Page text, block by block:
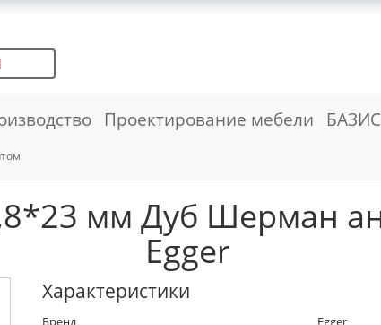
Проектирование мебели
мм Дуб Шерман
Egger
Характеристики
Бренд
Egger